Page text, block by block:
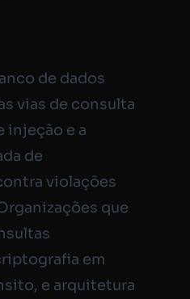
de dados
vias de consulta
injeção e a
de
violações
que
em
e arquitetura